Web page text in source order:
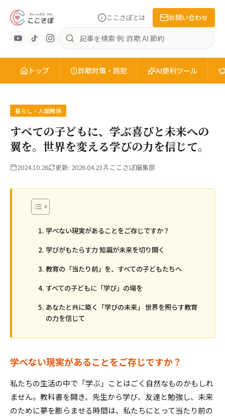
あ
ん
ん
全
知
こ
こ
さ
ぽ
記
事
を
索
ここさぽとは お問い合わせ
トップ 詐欺対策・防犯 AI便利ツール
暮らし・人間関係
すべての子どもに、学ぶ喜びと未来への
翼を。世界を変える学びの力を信じて。
2024.10.28 更新: 2026.04.23 ここさぽ編集部
学べない現実があることをご存じですか？
学びがもたらす力 知識が未来を切り開く
教育の「当たり前」を、すべての子どもたちへ
すべての子どもに「学び」の場を
あなたと共に築く「学びの未来」 世界を照らす教育
の力を信じて
学べない現実があることをご存じですか？
私たちの生活の中で「学ぶ」ことはごく自然なものかもしれ
ません。教科書を開き、先生から学び、友達と勉強し、未来
のために夢を膨らませる時間は、私たちにとって当たり前の